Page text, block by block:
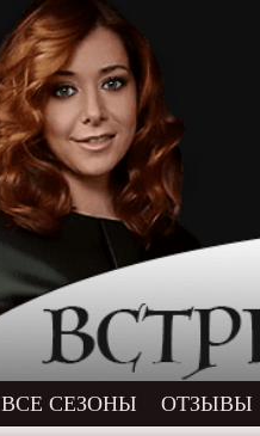
ВСЕ СЕЗОНЫ ОТЗЫВЫ